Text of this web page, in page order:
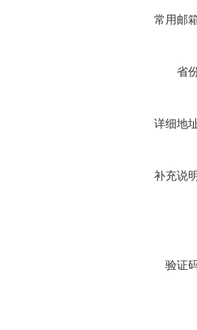
常用邮
省
详细地
补充说
验证